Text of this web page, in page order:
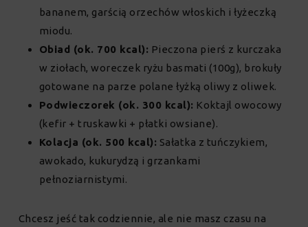
bananem, garścią orzechów włoskich i łyżeczką
miodu.
Obiad (ok. 700 kcal): Pieczona pierś z kurczaka
w ziołach, woreczek ryżu basmati (100g), brokuły
gotowane na parze polane łyżką oliwy z oliwek.
Podwieczorek (ok. 300 kcal): Koktajl owocowy
(kefir + truskawki + płatki owsiane).
Kolacja (ok. 500 kcal): Sałatka z tuńczykiem,
awokado, kukurydzą i grzankami
pełnoziarnistymi.
Chcesz jeść tak codziennie, ale nie masz czasu na